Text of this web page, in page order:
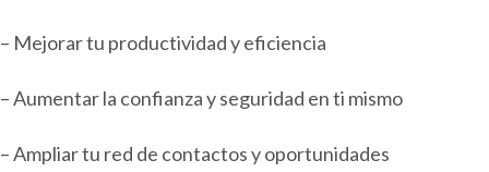
– Mejorar tu productividad y eficiencia
– Aumentar la confianza y seguridad en ti mismo
– Ampliar tu red de contactos y oportunidades